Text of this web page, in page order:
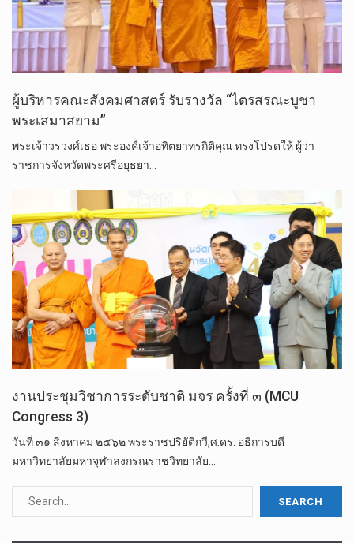
ผู้บริหารคณะสังคมศาสตร์ รับรางวัล “ไตรสรณะบูชา
พระเสมาสยาม”
พระเจ้าวรวงศ์เธอ พระองค์เจ้าอทิตยาทรกิติคุณ ทรงโปรดให้ ผู้ว่า
ราชการจังหวัดพระศรีอยุธยา…
งานประชุมวิชาการระดับชาติ มจร ครั้งที่ ๓ (MCU
Congress 3)
วันที่​ ๓๑ สิงหาคม ๒๕๖๒ พระราชปริยัติกวี,ศ.ดร.​ อธิการบดี
มหาวิทยาลัย​มหา​จุฬา​ลง​ก​รณ​ราช​วิทยาลัย​…